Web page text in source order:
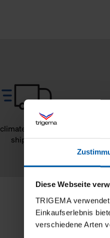
Diese Webseite
TRIGEMA
Einkaufserlebnis
verschiedene Arten
climate-neutral
shipping